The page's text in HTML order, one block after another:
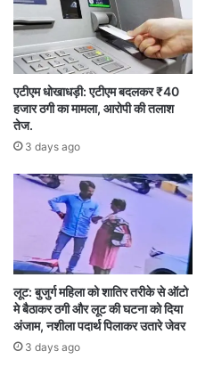
कधई खोदरा स्कूल में 33
पढ़ते हैं, जिसमें 16 लड़कियां
छठी से 12वीं कक्षा तक के
बताया कि दोनों शिविरों में
पेयजल, शौचालय और अन्य
आंतरिक इलाकों में
बरहाई ने कहा, नक्सलवाद
धीरे-धीरे और अधिक शिविरों
स्थानांतरित किया जाएगा।
खाली किए गए शिविरों का
शिक्षा के लिए कर रहा है।
एटीएम धोखाधड़ी: एटीएम बदलकर ₹40
हजार ठगी का मामला, आरोपी की तलाश
तेज.
3 days ago
लूट: बुजुर्ग महिला को शातिर तरीके से ऑटो
मे बैठाकर ठगी और लूट की घटना को दिया
अंजाम, नशीला पदार्थ पिलाकर उतारे जेवर
3 days ago